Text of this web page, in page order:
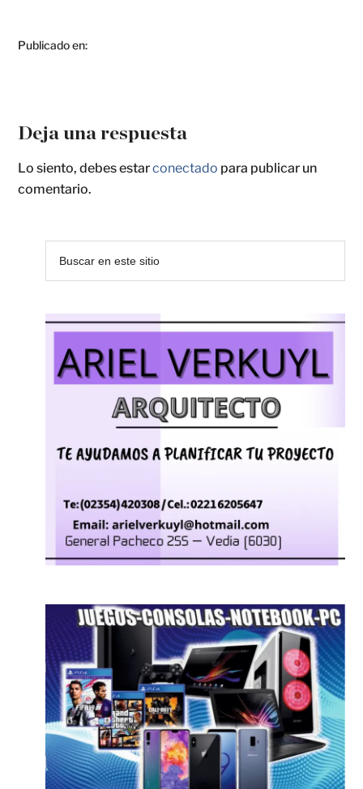
Publicado en:
Deja una respuesta
Lo siento, debes estarconectado para publicar un
comentario.